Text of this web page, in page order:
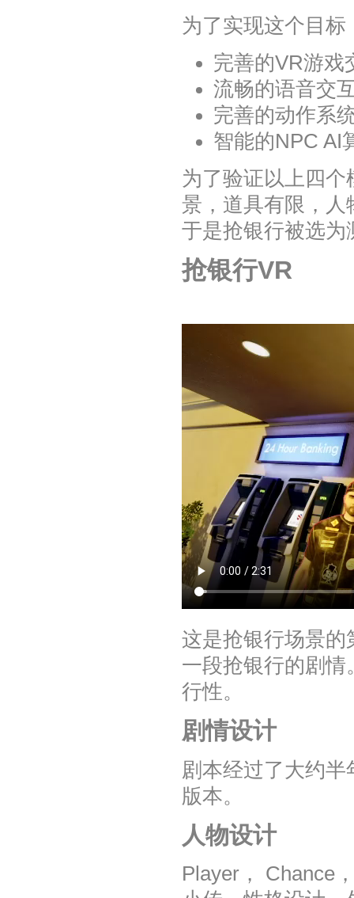
为了实现这个目
完善的VR游戏
流畅的语音交
完善的动作系
智能的NPC AI
为了验证以上四
景，道具有限，人
于是抢银行被选为
抢银行VR
这是抢银行场景的
一段抢银行的剧
行性。
剧情设计
剧本经过了大约
版本。
人物设计
Player， Chance